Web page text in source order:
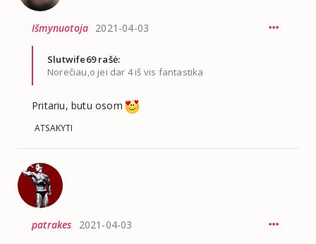
Išmynuotoja 2021-04-03
Slutwife69 rašė:
Norečiau,o jei dar 4 iš vis fantastika
Pritariu, butu osom
ATSAKYTI
patrakes
2021-04-03